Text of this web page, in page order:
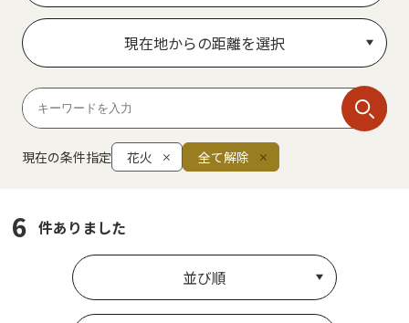
現在地からの距離を選択
現在の条件指定 花火 全て解除
6 件ありました
並び順